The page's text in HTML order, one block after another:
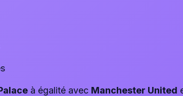
à égalité avec Manchester United